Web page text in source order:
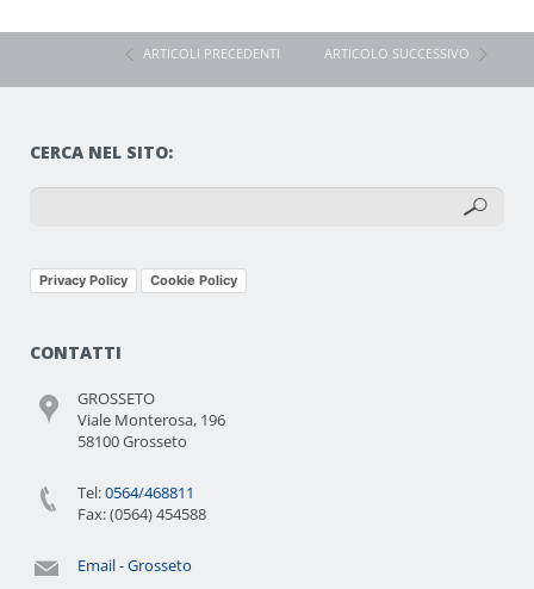
ARTICOLI PRECEDENTI ARTICOLO SUCCESSIVO
CERCA NEL SITO:
Privacy Policy Cookie Policy
CONTATTI
GROSSETO
Viale Monterosa, 196
58100 Grosseto
Tel:0564/468811
Fax: (0564) 454588
Email - Grosseto